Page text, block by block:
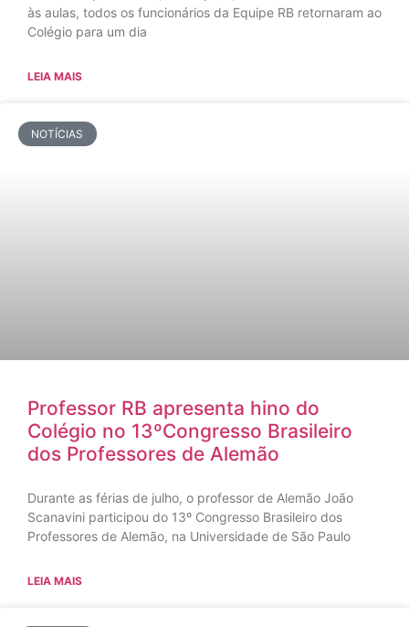
às aulas, todos os funcionários da Equipe RB retornaram ao
Colégio para um dia
LEIA MAIS
NOTÍCIAS
Professor RB apresenta hino do
Colégio no 13ºCongresso Brasileiro
dos Professores de Alemão
Durante as férias de julho, o professor de Alemão João
Scanavini participou do 13º Congresso Brasileiro dos
Professores de Alemão, na Universidade de São Paulo
LEIA MAIS